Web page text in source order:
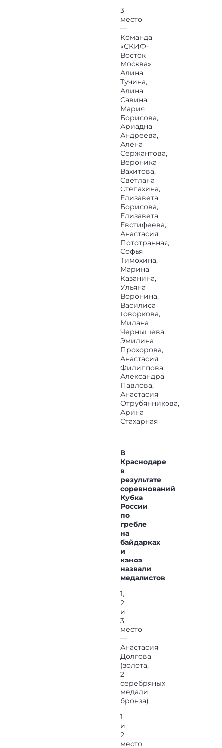
3
место
—
Команда
«СКИФ-
Восток
Москва»:
Алина
Тучина,
Алина
Савина,
Мария
Борисова,
Ариадна
Андреева,
Алёна
Сержантова,
Вероника
Вахитова,
Светлана
Степахина,
Елизавета
Борисова,
Елизавета
Евстифеева,
Анастасия
Пототранная,
Софья
Тимохина,
Марина
Казанина,
Ульяна
Воронина,
Василиса
Говоркова,
Милана
Чернышева,
Эмилина
Прохорова,
Анастасия
Филиппова,
Александра
Павлова,
Анастасия
Отрубянникова,
Арина
Стахарная
В
Краснодаре
в
результате
соревнований
Кубка
России
по
гребле
на
байдарках
и
каноэ
назвали
медалистов
1,
2
и
3
место
—
Анастасия
Долгова
(золота,
2
серебряных
медали,
бронза)
1
и
2
место